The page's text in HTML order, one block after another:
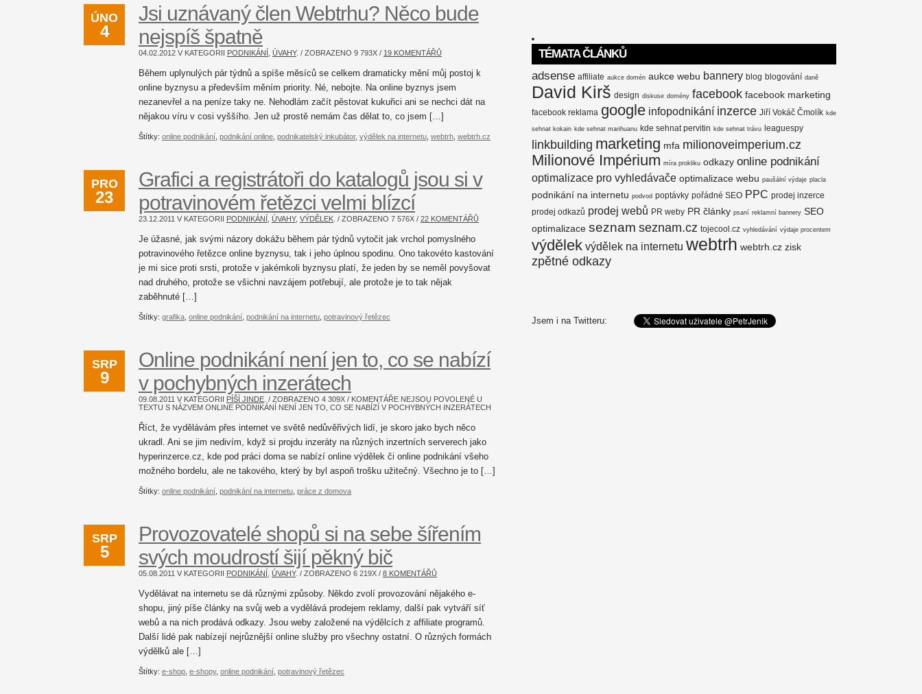
TÉMATA ČLÁNKŮ
adsense affiliate aukce domén aukce webu bannery blog blogování daně
David Kirš design diskuse domény facebook facebook marketing
facebook reklama google infopodnikání inzerce Jiří Vokáč Čmolík kde
sehnat kokain kde sehnat marihuanu kde sehnat pervitin kde sehnat trávu leaguespy
linkbuilding marketing mfa milionoveimperium.cz
Milionové Impérium míra prokliku odkazy online podnikání
optimalizace pro vyhledávače optimalizace webu paušální výdaje placla
podnikání na internetu podvod poptávky pořádné SEO PPC prodej inzerce
prodej odkazů prodej webů PR weby PR články psaní reklamní bannery SEO
optimalizace seznam seznam.cz tojecool.cz vyhledávání výdaje procentem
výdělek výdělek na internetu webtrh webtrh.cz zisk
zpětné odkazy
Jsem i na Twitteru:
ÚNO
4
Jsi uznávaný člen Webtrhu? Něco bude
nejspíš špatně
04.02.2012 V KATEGORII PODNIKÁNÍ , ÚVAHY. / ZOBRAZENO 9 793X / 19 KOMENTÁŘŮ
Během uplynulých pár týdnů a spíše měsíců se celkem dramaticky mění můj postoj k
online byznysu a především měním priority. Né, nebojte. Na online byznys jsem
nezanevřel a na peníze taky ne. Nehodlám začít pěstovat kukuřici ani se nechci dát na
nějakou víru v cosi vyššího. Jen už prostě nemám čas dělat to, co jsem […]
Štítky: online podnikání, podnikání online, podnikatelský inkubátor, výdělek na internetu, webtrh, webtrh.cz
PRO
23
Grafici a registrátoři do katalogů jsou si v
potravinovém řetězci velmi blízcí
23.12.2011 V KATEGORII PODNIKÁNÍ , ÚVAHY, VÝDĚLEK. / ZOBRAZENO 7 576X / 22 KOMENTÁŘŮ
Je úžasné, jak svými názory dokážu během pár týdnů vytočit jak vrchol pomyslného
potravinového řetězce online byznysu, tak i jeho úplnou spodinu. Ono takovéto kastování
je mi sice proti srsti, protože v jakémkoli byznysu platí, že jeden by se neměl povyšovat
nad druhého, protože se všichni navzájem potřebují, ale protože je to tak nějak
zaběhnuté […]
Štítky: grafika, online podnikání, podnikání na internetu, potravinový řetězec
SRP
9
Online podnikání není jen to, co se nabízí
v pochybných inzerátech
09.08.2011 V KATEGORII PÍŠÍ JINDE. / ZOBRAZENO 4 309X / KOMENTÁŘE NEJSOU POVOLENÉ U
TEXTU S NÁZVEM ONLINE PODNIKÁNÍ NENÍ JEN TO, CO SE NABÍZÍ V POCHYBNÝCH INZERÁTECH
Říct, že vydělávám přes internet ve světě nedůvěřivých lidí, je skoro jako bych něco
ukradl. Ani se jim nedivím, když si projdu inzeráty na různých inzertních serverech jako
hyperinzerce.cz, kde pod práci doma se nabízí online výdělek či online podnikání všeho
možného bordelu, ale ne takového, který by byl aspoň trošku užitečný. Všechno je to […]
Štítky: online podnikání, podnikání na internetu, práce z domova
SRP
5
Provozovatelé shopů si na sebe šířením
svých moudrostí šijí pěkný bič
05.08.2011 V KATEGORII PODNIKÁNÍ , ÚVAHY. / ZOBRAZENO 6 219X / 8 KOMENTÁŘŮ
Vydělávat na internetu se dá různými způsoby. Někdo zvolí provozování nějakého e-
shopu, jiný píše články na svůj web a vydělává prodejem reklamy, další pak vytváří síť
webů a na nich prodává odkazy. Jsou weby založené na výdělcích z affiliate programů.
Další lidé pak nabízejí nejrůznější online služby pro všechny ostatní. O různých formách
výdělků ale […]
Štítky: e-shop, e-shopy, online podnikání, potravinový řetězec